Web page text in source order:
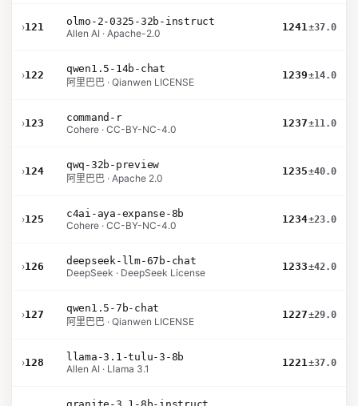
›121
olmo-2-0325-32b-instruct
Allen AI · Apache-2.0
1241±37.0
›122
qwen1.5-14b-chat
阿里巴巴 · Qianwen LICENSE
1239±14.0
›123
command-r
Cohere · CC-BY-NC-4.0
1237±11.0
›124
qwq-32b-preview
阿里巴巴 · Apache 2.0
1235±40.0
›125
c4ai-aya-expanse-8b
Cohere · CC-BY-NC-4.0
1234±23.0
›126
deepseek-llm-67b-chat
DeepSeek · DeepSeek License
1233±42.0
›127
qwen1.5-7b-chat
阿里巴巴 · Qianwen LICENSE
1227±29.0
›128
llama-3.1-tulu-3-8b
Allen AI · Llama 3.1
1221±37.0